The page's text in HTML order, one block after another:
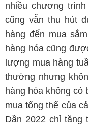
nhiều chương
cũng vẫn thu hút
hàng đến mua
hàng hóa cũng
lượng mua hàng
thường nhưng
hàng hóa không có
mua tổng thể của
Dần 2022 chỉ